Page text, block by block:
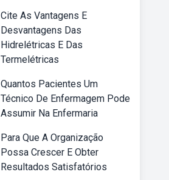
Cite As Vantagens E
Desvantagens Das
Hidrelétricas E Das
Termelétricas
Quantos Pacientes Um
Técnico De Enfermagem Pode
Assumir Na Enfermaria
Para Que A Organização
Possa Crescer E Obter
Resultados Satisfatórios